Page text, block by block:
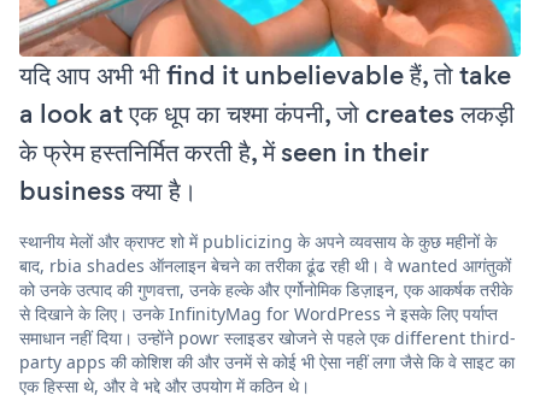
यदि आप अभी भी find it unbelievable हैं, तो take
a look at एक धूप का चश्मा कंपनी, जो creates लकड़ी
के फ्रेम हस्तनिर्मित करती है, में seen in their
business क्या है।
स्थानीय मेलों और क्राफ्ट शो में publicizing के अपने व्यवसाय के कुछ महीनों के
बाद, rbia shades ऑनलाइन बेचने का तरीका ढूंढ रही थी। वे wanted आगंतुकों
को उनके उत्पाद की गुणवत्ता, उनके हल्के और एर्गोनोमिक डिज़ाइन, एक आकर्षक तरीके
से दिखाने के लिए। उनके InfinityMag for WordPress ने इसके लिए पर्याप्त
समाधान नहीं दिया। उन्होंने powr स्लाइडर खोजने से पहले एक different third-
party apps की कोशिश की और उनमें से कोई भी ऐसा नहीं लगा जैसे कि वे साइट का
एक हिस्सा थे, और वे भद्दे और उपयोग में कठिन थे।